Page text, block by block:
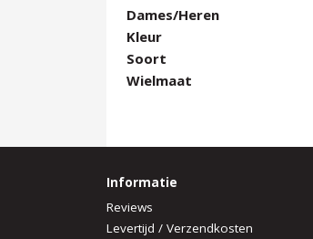
Dames/Heren
Kleur
Soort
Wielmaat
Informatie
Reviews
Levertijd / Verzendkosten